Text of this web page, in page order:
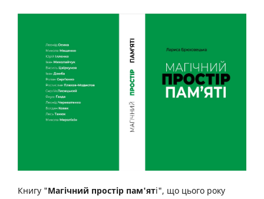
Книгу "Магічний простір пам'яті", що цього року